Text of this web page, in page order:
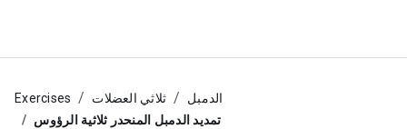
Exercises ثلاثي العضلات
الدمبل
تمديد الدمبل المنحدر ثلاثية الرؤوس